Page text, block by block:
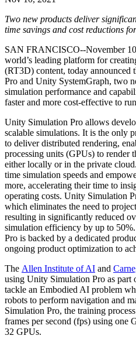
LiveOps
Informations post-lancement et
Développez
Acquisition de nouveaux joueurs
Faites-vous découvrir et acquérez
Achats intégrés
Monétisation
Connectez les joueurs avec les
Faites de la publicité avec Unity
Cas d’utilisation
Jeux mobiles
Créez et développez des succès
Jeux indépendants
Lancez de grands jeux avec de
Jeux XR
Lancez des jeux XR sur plusieurs
Jeux multijoueur
Simplifiez le développement de
Distribution
Transformer les expériences en
Automobile
Stimulez l'innovation et les
Voir toutes les industries
Études de cas
Histoires de succès dans le monde
Guides des meilleures pratiques
Conseils et astuces d'experts
Démos
Toutes les ressources
Nouveautés
Blog
Mises à jour, informations et
Actualités
Actualités, histoires et centre de
Unity Awards
Célébration des créateurs Unity
Guides pratiques
Conseils pratiques et meilleures
Formation
Pour les étudiants
Démarrez votre carrière
Pour les enseignants
Licence d'enseignement
Apportez la puissance de Unity à
Certifications
Prouvez votre maîtrise de Unity
Two new products deliver
time savings and cost reductions
SAN FRANCISCO--November
world’s leading platform for
(RT3D) content, today
Pro and Unity SystemGraph, two
simulation performance and
faster and more cost-effective to
Unity Simulation Pro allows
scalable simulations. It is the only
to deliver distributed rendering,
processing units (GPUs) to render
either locally or in the private
time simulation speeds and
more, accelerating their time to
operating costs. Unity Simulation
which eliminates the need to
resulting in significantly reduced
simulation efficiency by up to
Pro is backed by a dedicated
ongoing product optimization to
The Allen Institute of AI and
using Unity Simulation Pro as part
tackle an Embodied AI problem
robots to perform navigation and
Simulation Pro, the training
frames per second (fps) using one
32 GPUs.